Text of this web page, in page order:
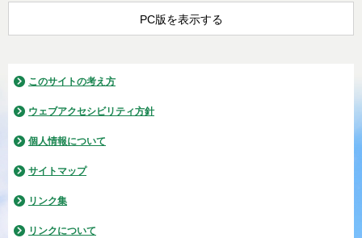
PC版を表示する
このサイトの考え方
ウェブアクセシビリティ方針
個人情報について
サイトマップ
リンク集
リンクについて